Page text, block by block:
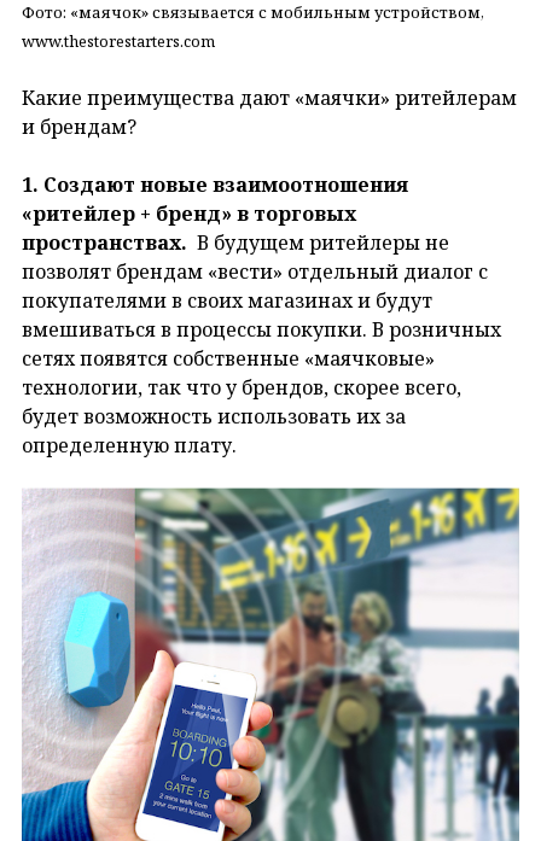
Фото: «маячок» связывается с мобильным устройством,
www.thestorestarters.com
Какие преимущества дают «маячки» ритейлерам
и брендам?
1. Создают новые взаимоотношения
«ритейлер + бренд» в торговых
пространствах. В будущем ритейлеры не
позволят брендам «вести» отдельный диалог с
покупателями в своих магазинах и будут
вмешиваться в процессы покупки. В розничных
сетях появятся собственные «маячковые»
технологии, так что у брендов, скорее всего,
будет возможность использовать их за
определенную плату.